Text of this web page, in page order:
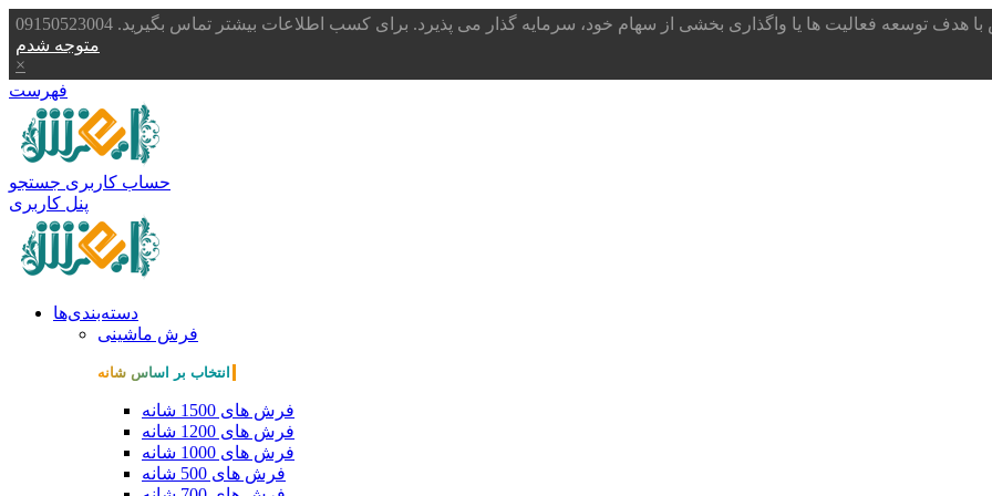
با هدف توسعه فعالیت ها یا واگذاری بخشی از سهام خود، سرمایه گذار می پذیرد. برای کسب اطلاعات بیشتر تماس بگیرید. 09150523004
متوجه شدم
×
فهرست
حساب کاربری جستجو
پنل کاربری
دسته‌بندی‌ها
فرش ماشینی
انتخاب بر اساس شانه
فرش های 1500 شانه
فرش های 1200 شانه
فرش های 1000 شانه
فرش های 500 شانه